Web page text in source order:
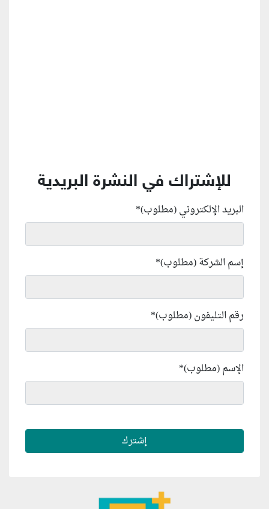
للإشتراك في النشرة البريدية
البريد الإلكتروني (مطلوب)*
إسم الشركة (مطلوب)*
رقم التليفون (مطلوب)*
الإسم (مطلوب)*